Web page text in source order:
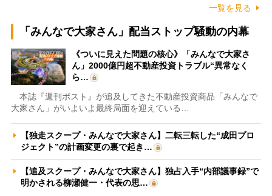
一覧を見る
「みんなで大家さん」配当ストップ騒動の内幕
《ついに見えた問題の核心》「みんなで大家さ
ん」2000億円超不動産投資トラブル“異常なく
ら…
本誌『週刊ポスト』が追及してきた不動産投資商品「みんなで
大家さん」がいよいよ最終局面を迎えている…
【独走スクープ・みんなで大家さん】二転三転した“成田プロ
ジェクト”の計画変更の裏で起き…
【追及スクープ・みんなで大家さん】独占入手“内部議事録”で
明かされる柳瀬健一・代表の思…